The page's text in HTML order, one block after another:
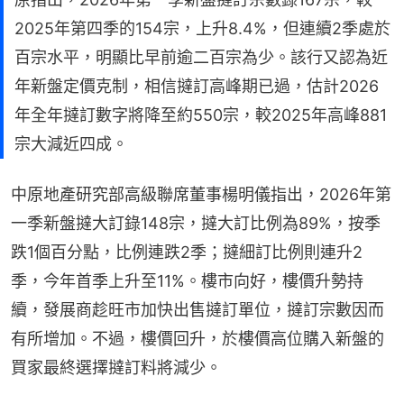
2025年第四季的154宗，上升8.4%，但連續2季處於
百宗水平，明顯比早前逾二百宗為少。該行又認為近
年新盤定價克制，相信撻訂高峰期已過，估計2026
年全年撻訂數字將降至約550宗，較2025年高峰881
宗大減近四成。
中原地產研究部高級聯席董事楊明儀指出，2026年第
一季新盤撻大訂錄148宗，撻大訂比例為89%，按季
跌1個百分點，比例連跌2季；撻細訂比例則連升2
季，今年首季上升至11%。樓市向好，樓價升勢持
續，發展商趁旺市加快出售撻訂單位，撻訂宗數因而
有所增加。不過，樓價回升，於樓價高位購入新盤的
買家最終選擇撻訂料將減少。